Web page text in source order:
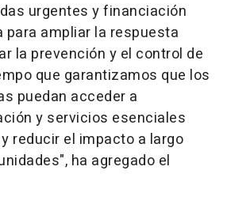
urgentes y financiación
ampliar la respuesta
la prevención y el control de
que garantizamos que los
puedan acceder a
y servicios esenciales
reducir el impacto a largo
ha agregado el